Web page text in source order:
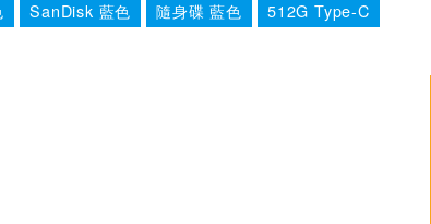
SanDisk 藍色 隨身碟 藍色 512G Type-C